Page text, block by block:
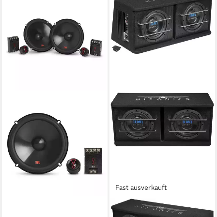
Fast ausverkauft
HIFONICS